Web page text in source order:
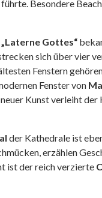
führte. Besondere
„Laterne Gottes“
sich über vier
Fenstern
Fenster von
Kunst verleiht
der Kathedrale ist
erzählen
ist der reich verzierte